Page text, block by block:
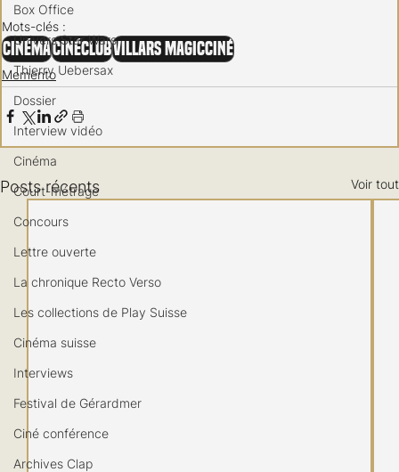
Box Office
Univers Star Wars
Thierry Uebersax
Dossier
Interview vidéo
Cinéma
Court-métrage
Concours
Lettre ouverte
La chronique Recto Verso
Les collections de Play Suisse
Cinéma suisse
Interviews
Festival de Gérardmer
Ciné conférence
Archives Clap
Mots-clés :
CinémaCinéClubVillars MagicCiné
Memento
Posts récents Voir tout